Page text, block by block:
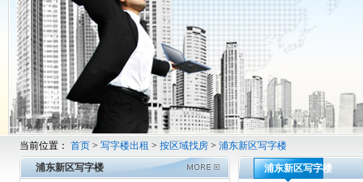
当前位置： 首页 > 写字楼出租 > 按区域找房 > 浦东新区写字楼
浦东新区写字楼
浦东新区写字楼